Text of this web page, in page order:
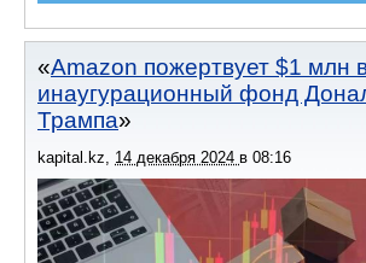
Amazon пожертвует $1 млн
инаугурационный фонд
Трампа
kapital.kz 14 декабря 2024 в 08:16